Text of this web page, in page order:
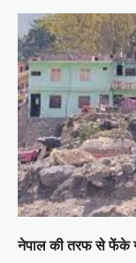
i
g
a
t
i
o
n
नेपाल की तरफ से फेंके